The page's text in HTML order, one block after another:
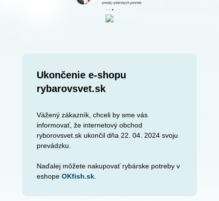
Ukončenie e-shopu
rybarovsvet.sk
Vážený zákazník, chceli by sme vás
informovať, že internetový obchod
ryborovsvet.sk ukončil dňa 22. 04. 2024 svoju
prevádzku.
Naďalej môžete nakupovať rybárske potreby v
eshope OKfish.sk.